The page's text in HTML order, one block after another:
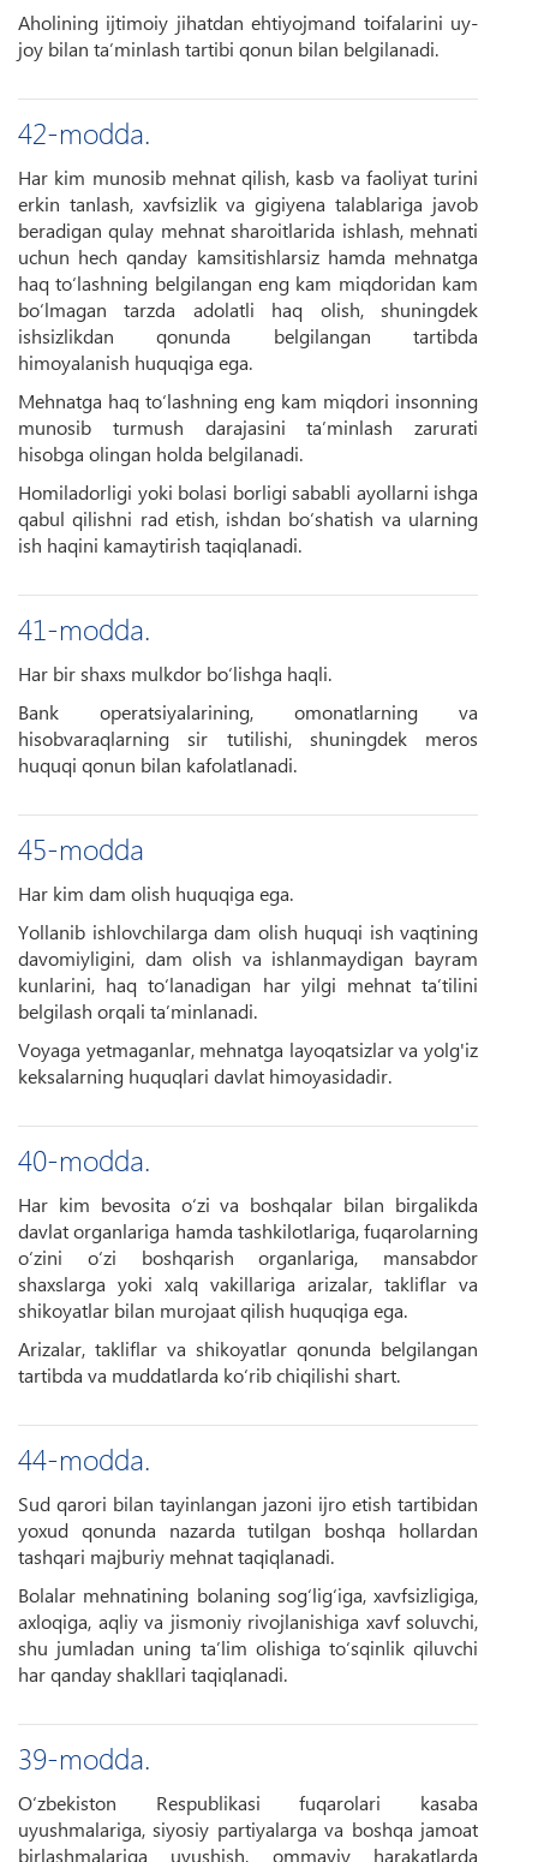
Aholining ijtimoiy jihatdan ehtiyojmand toifalarini uy-
joy bilan ta’minlash tartibi qonun bilan belgilanadi.
42-modda.
Har kim munosib mehnat qilish, kasb va faoliyat turini
erkin tanlash, xavfsizlik va gigiyena talablariga javob
beradigan qulay mehnat sharoitlarida ishlash, mehnati
uchun hech qanday kamsitishlarsiz hamda mehnatga
haq to‘lashning belgilangan eng kam miqdoridan kam
bo‘lmagan tarzda adolatli haq olish, shuningdek
ishsizlikdan qonunda belgilangan tartibda
himoyalanish huquqiga ega.
Mehnatga haq to‘lashning eng kam miqdori insonning
munosib turmush darajasini ta’minlash zarurati
hisobga olingan holda belgilanadi.
Homiladorligi yoki bolasi borligi sababli ayollarni ishga
qabul qilishni rad etish, ishdan bo‘shatish va ularning
ish haqini kamaytirish taqiqlanadi.
41-modda.
Har bir shaxs mulkdor bo‘lishga haqli.
Bank operatsiyalarining, omonatlarning va
hisobvaraqlarning sir tutilishi, shuningdek meros
huquqi qonun bilan kafolatlanadi.
45-modda
Har kim dam olish huquqiga ega.
Yollanib ishlovchilarga dam olish huquqi ish vaqtining
davomiyligini, dam olish va ishlanmaydigan bayram
kunlarini, haq to‘lanadigan har yilgi mehnat ta’tilini
belgilash orqali ta’minlanadi.
Voyaga yetmaganlar, mehnatga layoqatsizlar va yolg'iz
keksalarning huquqlari davlat himoyasidadir.
40-modda.
Har kim bevosita o‘zi va boshqalar bilan birgalikda
davlat organlariga hamda tashkilotlariga, fuqarolarning
o‘zini o‘zi boshqarish organlariga, mansabdor
shaxslarga yoki xalq vakillariga arizalar, takliflar va
shikoyatlar bilan murojaat qilish huquqiga ega.
Arizalar, takliflar va shikoyatlar qonunda belgilangan
tartibda va muddatlarda ko‘rib chiqilishi shart.
44-modda.
Sud qarori bilan tayinlangan jazoni ijro etish tartibidan
yoxud qonunda nazarda tutilgan boshqa hollardan
tashqari majburiy mehnat taqiqlanadi.
Bolalar mehnatining bolaning sog‘lig‘iga, xavfsizligiga,
axloqiga, aqliy va jismoniy rivojlanishiga xavf soluvchi,
shu jumladan uning ta’lim olishiga to‘sqinlik qiluvchi
har qanday shakllari taqiqlanadi.
39-modda.
O‘zbekiston Respublikasi fuqarolari kasaba
uyushmalariga, siyosiy partiyalarga va boshqa jamoat
birlashmalariga uyushish, ommaviy harakatlarda